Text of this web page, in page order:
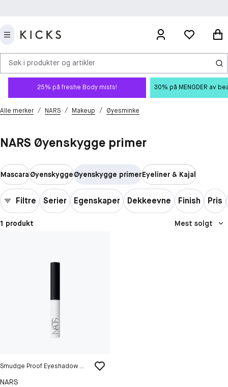
Søk i produkter og artikler
25% på freshe Body mists! 30% på MENGDER av
Alle merker / NARS / Makeup / Øyesminke
NARS Øyenskygge primer
MascaraØyenskyggeØyenskygge primerEyeliner & Kajal
Filtre Serier Egenskaper Dekkeevne Finish Pris
1 produkt Mest solgt
Smudge Proof Eyeshadow Base
NARS